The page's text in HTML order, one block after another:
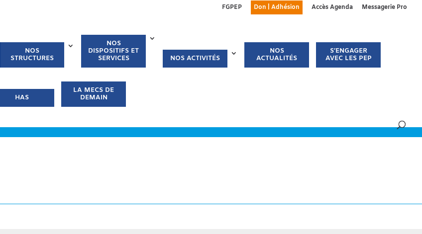
FGPEP Don | Adhésion Accès Agenda Messagerie Pro
NOS
STRUCTURES
NOS
DISPOSITIFS ET
SERVICES
NOS ACTIVITÉS
NOS
ACTUALITÉS
S’ENGAGER
AVEC LES PEP
HAS
LA MECS DE
DEMAIN